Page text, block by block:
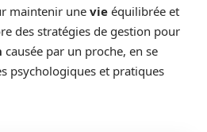
maintenir une vie équilibrée et
des stratégies de gestion pour
causée par un proche, en se
psychologiques et pratiques